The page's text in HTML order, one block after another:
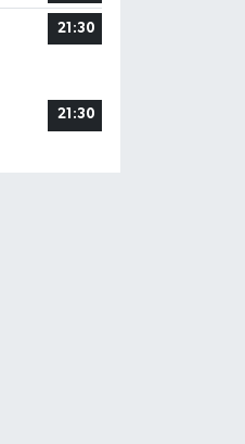
21:30
21:30